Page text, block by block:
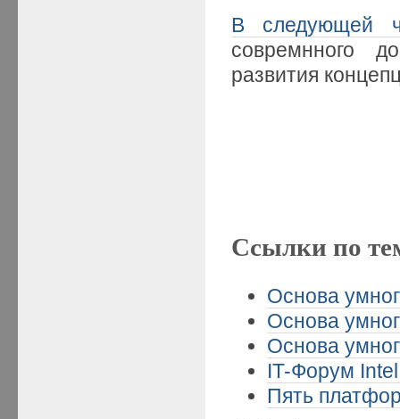
В следующей
совремнного
развития
Ссылки по
Основа
Основа
Основа
IT-Форум
Пять